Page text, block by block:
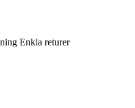
Enkla returer